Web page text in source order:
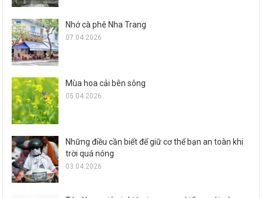
Nhớ cà phê Nha Trang
07.04.2026
Mùa hoa cải bên sông
05.04.2026
Những điều cần biết để giữ cơ thể bạn an toàn khi
trời quá nóng
03.04.2026